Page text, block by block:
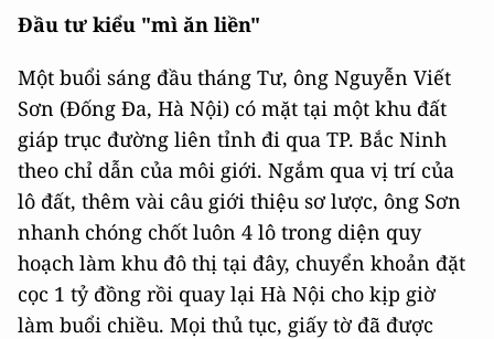
Đầu tư kiểu "mì ăn liền"
Một buổi sáng đầu tháng Tư, ông Nguyễn Viết
Sơn (Đống Đa, Hà Nội) có mặt tại một khu đất
giáp trục đường liên tỉnh đi qua TP. Bắc Ninh
theo chỉ dẫn của môi giới. Ngắm qua vị trí của
lô đất, thêm vài câu giới thiệu sơ lược, ông Sơn
nhanh chóng chốt luôn 4 lô trong diện quy
hoạch làm khu đô thị tại đây, chuyển khoản đặt
cọc 1 tỷ đồng rồi quay lại Hà Nội cho kịp giờ
làm buổi chiều. Mọi thủ tục, giấy tờ đã được